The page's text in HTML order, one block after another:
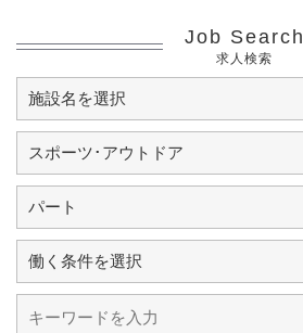
Job Search
求人検索